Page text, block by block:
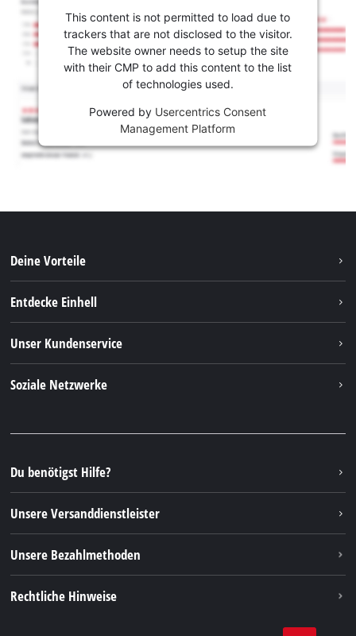
This content is not permitted to load due to
trackers that are not disclosed to the visitor.
The website owner needs to setup the site
with their CMP to add this content to the list
of technologies used.
Powered by Usercentrics Consent
Management Platform
Deine Vorteile
Entdecke Einhell
Einhell Germany AG
Unser Kundenservice
Soziale Netzwerke
Instagram
TikTok
Pinterest
Du benötigst Hilfe?
Unsere Versanddienstleister
Unsere Bezahlmethoden
Rechtliche Hinweise